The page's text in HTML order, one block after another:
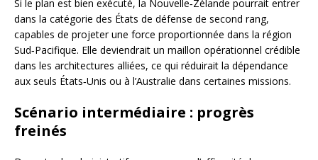
Si le plan est bien exécuté, la Nouvelle‑Zélande pourrait entrer
dans la catégorie des États de défense de second rang,
capables de projeter une force proportionnée dans la région
Sud‑Pacifique. Elle deviendrait un maillon opérationnel crédible
dans les architectures alliées, ce qui réduirait la dépendance
aux seuls États‑Unis ou à l’Australie dans certaines missions.
Scénario intermédiaire : progrès
freinés